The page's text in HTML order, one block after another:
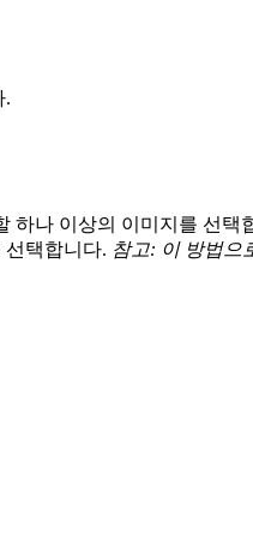
.
하나 이상의 이미지를 선택
선택합니다. 참고: 이 방법으